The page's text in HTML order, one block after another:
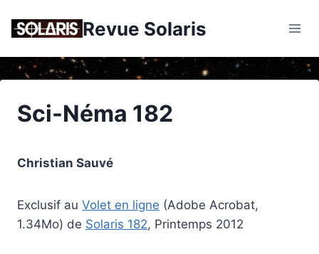
Revue Solaris
Sci-Néma 182
Christian Sauvé
Exclusif au Volet en ligne (Adobe Acrobat,
1.34Mo) de Solaris 182, Printemps 2012